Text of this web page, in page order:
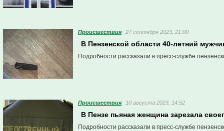
Проиcшествия 27 сентября 2023, 21:00
В Пензенской области 40-летний
Подробности рассказали в пресс-службе
Проиcшествия 10 августа 2023, 14:52
В Пензе пьяная женщина зарезала
Подробности рассказали в пресс-службе